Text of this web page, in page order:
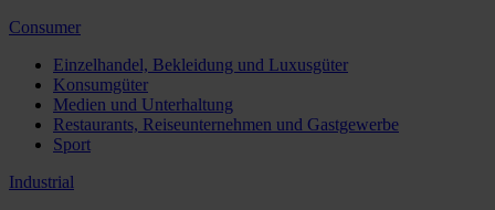
Consumer
Einzelhandel, Bekleidung und Luxusgüter
Konsumgüter
Medien und Unterhaltung
Restaurants, Reiseunternehmen und Gastgewerbe
Sport
Industrial